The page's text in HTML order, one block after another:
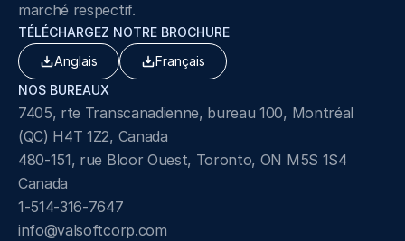
marché respectif.
TÉLÉCHARGEZ NOTRE BROCHURE
Anglais
Français
NOS BUREAUX
7405, rte Transcanadienne, bureau 100, Montréal
(QC) H4T 1Z2, Canada
480-151, rue Bloor Ouest, Toronto, ON M5S 1S4
Canada
1-514-316-7647
info@valsoftcorp.com